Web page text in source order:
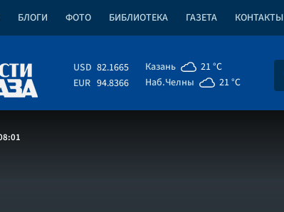
БЛОГИ ФОТО БИБЛИОТЕКА ГАЗЕТА КОНТАКТЫ
USD 82.1665
EUR 94.8366
Казань
21 °C
Наб.Челны
21 °C